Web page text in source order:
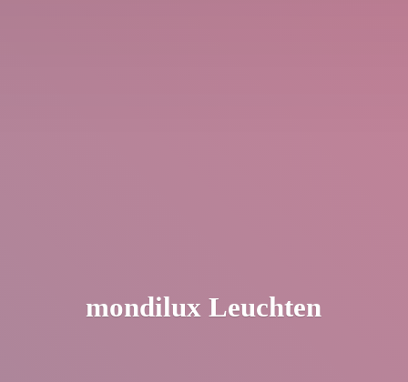
mondilux Leuchten